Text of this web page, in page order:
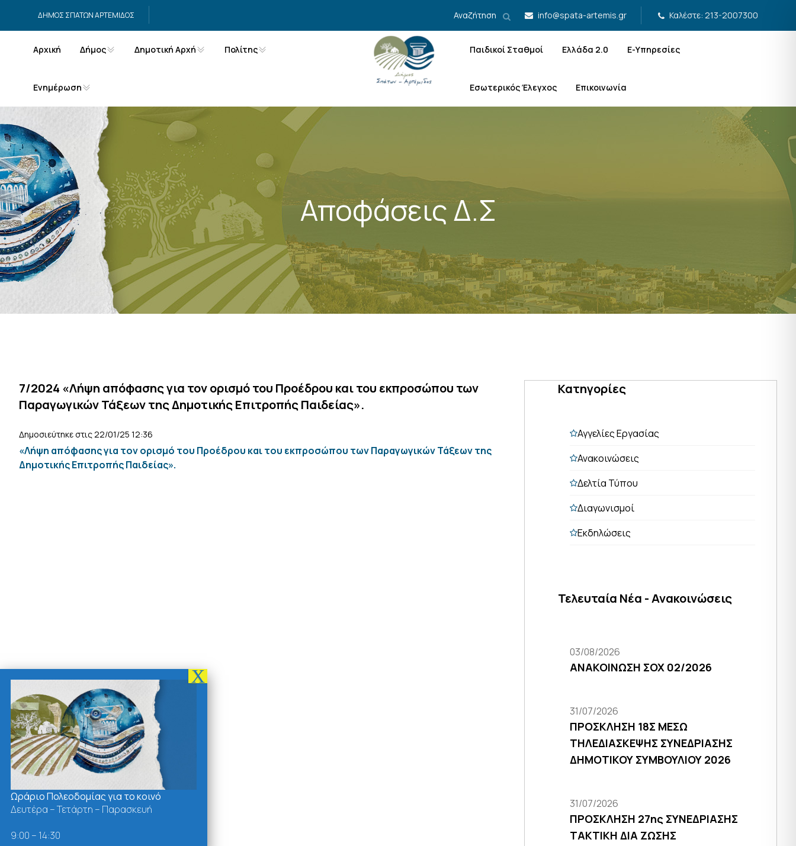
ΔΗΜΟΣ ΣΠΑΤΩΝ ΑΡΤΕΜΙΔΟΣ Αναζήτηση info@spata-artemis.gr Καλέστε: 213-2007300
Αρχική Δήμος Δημοτική Αρχή Πολίτης
Ενημέρωση
Παιδικοί Σταθμοί Ελλάδα 2.0 Ε-Υπηρεσίες
Εσωτερικός Έλεγχος Επικοινωνία
Αποφάσεις Δ.Σ
7/2024 «Λήψη απόφασης για τον ορισμό του Προέδρου και του εκπροσώπου των
Παραγωγικών Τάξεων της Δημοτικής Επιτροπής Παιδείας».
Δημοσιεύτηκε στις 22/01/25 12:36
«Λήψη απόφασης για τον ορισμό του Προέδρου και του εκπροσώπου των Παραγωγικών Τάξεων της
Δημοτικής Επιτροπής Παιδείας».
Κατηγορίες
Αγγελίες Εργασίας
Ανακοινώσεις
Δελτία Τύπου
Διαγωνισμοί
Εκδηλώσεις
Τελευταία Νέα - Ανακοινώσεις
03/08/2026
ΑΝΑΚΟΙΝΩΣΗ ΣΟΧ 02/2026
31/07/2026
ΠΡΟΣΚΛΗΣΗ 18Σ ΜΕΣΩ
ΤΗΛΕΔΙΑΣΚΕΨΗΣ ΣΥΝΕΔΡΙΑΣΗΣ
ΔΗΜΟΤΙΚΟΥ ΣΥΜΒΟΥΛΙΟΥ 2026
31/07/2026
ΠΡΟΣΚΛΗΣΗ 27ης ΣΥΝΕΔΡΙΑΣΗΣ
ΤΑΚΤΙΚΗ ΔΙΑ ΖΩΣΗΣ
Ωράριο Πολεοδομίας για το κοινό
Δευτέρα – Τετάρτη – Παρασκευή
9:00 – 14:30